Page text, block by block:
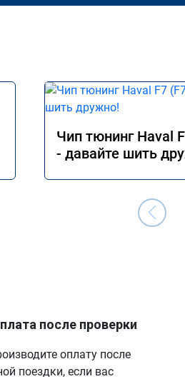
Чип тюнинг Haval
- давайте шить
после проверки
оплату после
поездки, если вас